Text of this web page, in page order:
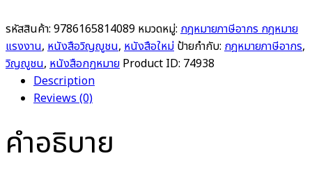
รหัสสินค้า: 9786165814089 หมวดหมู่: กฎหมายภาษีอากร กฎหมาย
แรงงาน, หนังสือวิญญูชน, หนังสือใหม่ ป้ายกำกับ: กฎหมายภาษีอากร,
วิญญูชน, หนังสือกฏหมาย Product ID: 74938
Description
Reviews (0)
คำอธิบาย